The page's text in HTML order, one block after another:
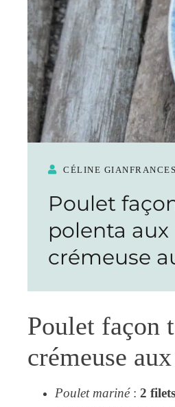
CÉLINE
Poulet
polenta
crémeuse
Poulet façon
crémeuse
Poulet mariné : 2